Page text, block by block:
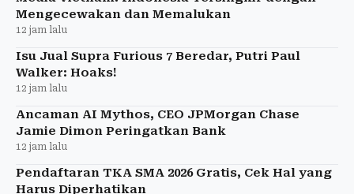
Mengecewakan dan Memalukan
12 jam lalu
Isu Jual Supra Furious 7 Beredar, Putri Paul
Walker: Hoaks!
12 jam lalu
Ancaman AI Mythos, CEO JPMorgan Chase
Jamie Dimon Peringatkan Bank
12 jam lalu
Pendaftaran TKA SMA 2026 Gratis, Cek Hal yang
Harus Diperhatikan